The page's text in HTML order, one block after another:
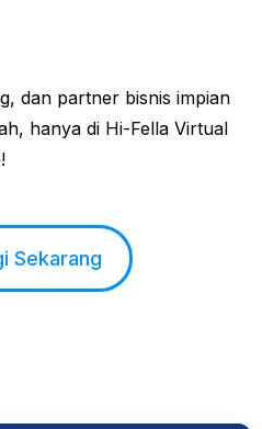
dan partner bisnis impian
hanya di Hi-Fella Virtual
Sekarang